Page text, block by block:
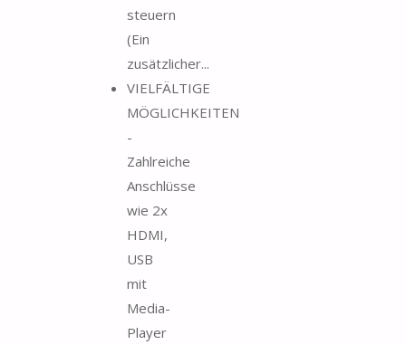
steuern
(Ein
zusätzlicher...
VIELFÄLTIGE
MÖGLICHKEITEN
-
Zahlreiche
Anschlüsse
wie 2x
HDMI,
USB
mit
Media-
Player